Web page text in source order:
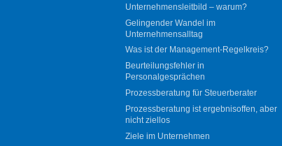
Unternehmensleitbild – warum?
Gelingender Wandel im
Unternehmensalltag
Was ist der Management-Regelkreis?
Beurteilungsfehler in
Personalgesprächen
Prozessberatung für Steuerberater
Prozessberatung ist ergebnisoffen, aber
nicht ziellos
Ziele im Unternehmen